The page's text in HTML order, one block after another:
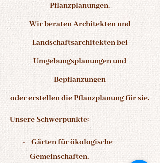
Pflanzplanungen.
Wir beraten Architekten und
Landschaftsarchitekten bei
Umgebungsplanungen und
Bepflanzungen
oder erstellen die Pflanzplanung für sie.
Unsere Schwerpunkte:
Gärten für ökologische
Gemeinschaften,